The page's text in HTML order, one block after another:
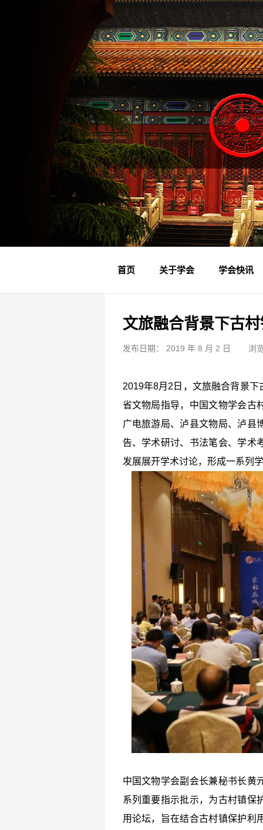
首页 关于学会
学会简介
章程制度
领导成员
理事名单
专家委员会
学术专家
学会会标
学会年鉴
学会快讯
学会动态
文物要闻
文旅融合背景下古
发布日期： 2019 年 8 月 2 日 浏
2019年8月2日，文旅融合背景
省文物局指导，中国文物学会古
广电旅游局、泸县文物局、泸县
告、学术研讨、书法笔会、学术
发展展开学术讨论，形成一系列
中国文物学会副会长兼秘书长黄
系列重要指示批示，为古村镇保
用论坛，旨在结合古村镇保护利